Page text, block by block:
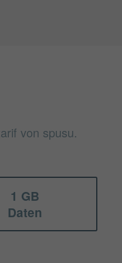
von spusu.
1 GB
Daten